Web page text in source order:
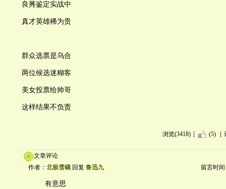
良莠鉴定实战中
真才英雄稀为贵
群众选票是乌合
两位候选迷糊客
美女投票给帅哥
这样结果不负责
浏览(3418) (5)
文章评论
作者： 北极雪橇 回复 鲁迅九 留言时间
有意思